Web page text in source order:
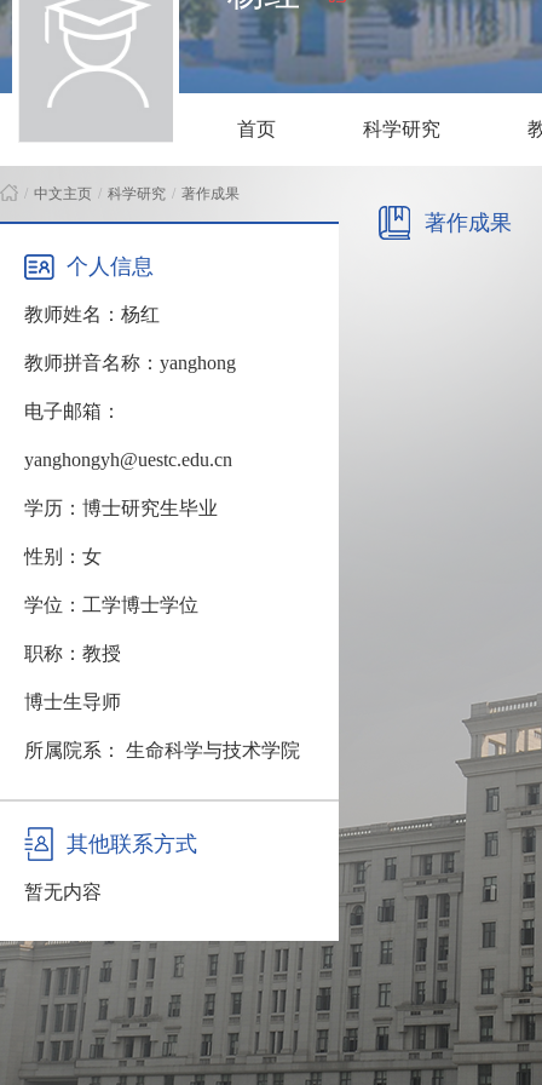
首页 科学研究
/ 中文主页 / 科学研究 / 著作成果
个人信息
教师姓名：杨红
教师拼音名称：yanghong
电子邮箱：
yanghongyh@uestc.edu.cn
学历：博士研究生毕业
性别：女
学位：工学博士学位
职称：教授
博士生导师
所属院系： 生命科学与技术学院
其他联系方式
暂无内容
著作成果